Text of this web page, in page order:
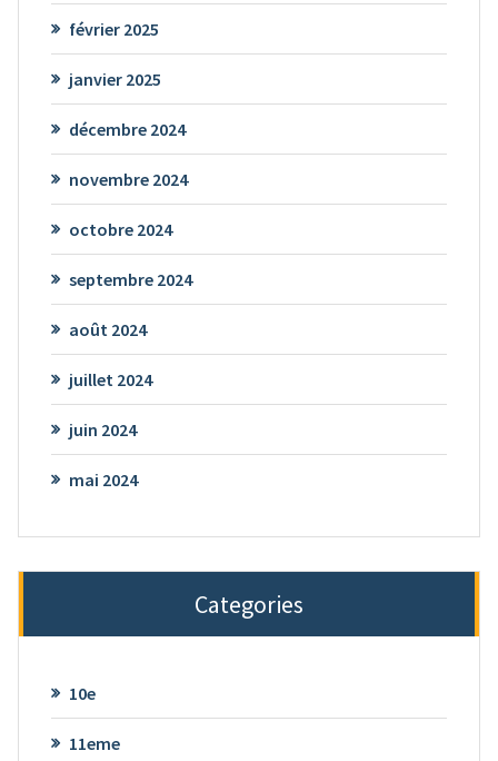
février 2025
janvier 2025
décembre 2024
novembre 2024
octobre 2024
septembre 2024
août 2024
juillet 2024
juin 2024
mai 2024
Categories
10e
11eme